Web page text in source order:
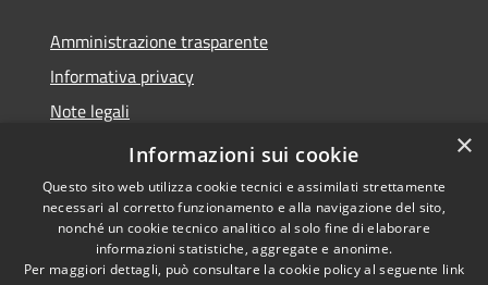
Amministrazione trasparente
Informativa privacy
Note legali
Dichiarazione di accessibilità
Copyright © 2026 • Città di
×
Informazioni sui cookie
Questo sito web utilizza cookie tecnici e assimilati strettamente
necessari al corretto funzionamento e alla navigazione del sito,
nonché un cookie tecnico analitico al solo fine di elaborare
informazioni statistiche, aggregate e anonime.
Per maggiori dettagli, può consultare la cookie policy al seguente link